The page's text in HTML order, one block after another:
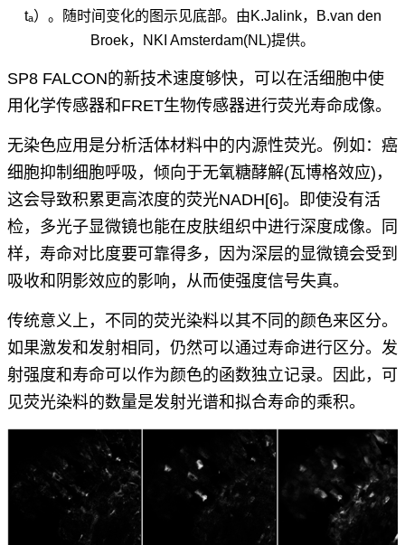
tₐ）。随时间变化的图示见底部。由K.Jalink，B.van den
Broek，NKI Amsterdam(NL)提供。
SP8 FALCON的新技术速度够快，可以在活细胞中使
用化学传感器和FRET生物传感器进行荧光寿命成像。
无染色应用是分析活体材料中的内源性荧光。例如：癌
细胞抑制细胞呼吸，倾向于无氧糖酵解(瓦博格效应)，
这会导致积累更高浓度的荧光NADH[6]。即使没有活
检，多光子显微镜也能在皮肤组织中进行深度成像。同
样，寿命对比度要可靠得多，因为深层的显微镜会受到
吸收和阴影效应的影响，从而使强度信号失真。
传统意义上，不同的荧光染料以其不同的颜色来区分。
如果激发和发射相同，仍然可以通过寿命进行区分。发
射强度和寿命可以作为颜色的函数独立记录。因此，可
见荧光染料的数量是发射光谱和拟合寿命的乘积。